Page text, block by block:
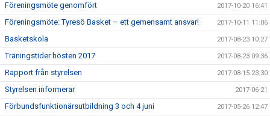
Föreningsmöte genomfört 2017-10-20 16:41
Föreningsmöte: Tyresö Basket – ett gemensamt ansvar! 2017-10-11 11:06
Basketskola 2017-08-23 10:27
Träningstider hösten 2017 2017-08-23 09:36
Rapport från styrelsen 2017-08-15 23:30
Styrelsen informerar 2017-06-21
Förbundsfunktionärsutbildning 3 och 4 juni 2017-05-26 12:47